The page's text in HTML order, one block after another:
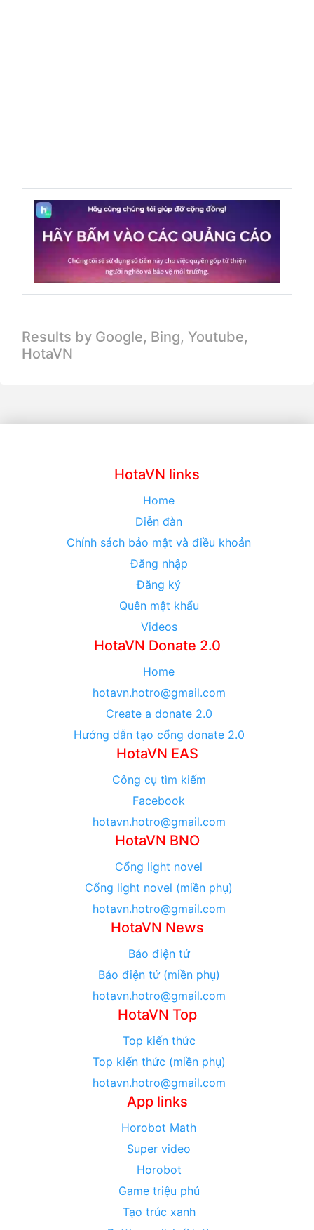
Results by Google, Bing, Youtube,
HotaVN
HotaVN links
Home
Diễn đàn
Chính sách bảo mật và điều khoản
Đăng nhập
Đăng ký
Quên mật khẩu
Videos
HotaVN Donate 2.0
Home
hotavn.hotro@gmail.com
Create a donate 2.0
Hướng dẫn tạo cổng donate 2.0
HotaVN EAS
Công cụ tìm kiếm
Facebook
hotavn.hotro@gmail.com
HotaVN BNO
Cổng light novel
Cổng light novel (miền phụ)
hotavn.hotro@gmail.com
HotaVN News
Báo điện tử
Báo điện tử (miền phụ)
hotavn.hotro@gmail.com
HotaVN Top
Top kiến thức
Top kiến thức (miền phụ)
hotavn.hotro@gmail.com
App links
Horobot Math
Super video
Horobot
Game triệu phú
Tạo trúc xanh